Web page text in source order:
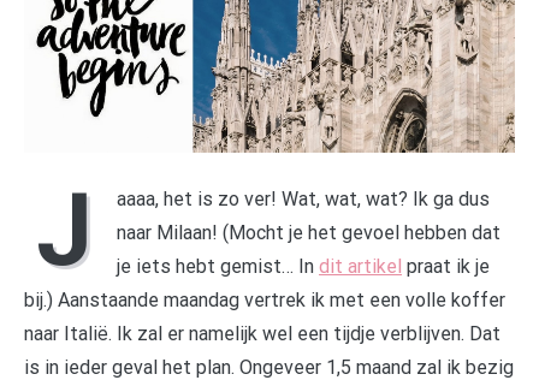
J
aaaa, het is zo ver! Wat, wat, wat? Ik ga dus
naar Milaan! (Mocht je het gevoel hebben dat
je iets hebt gemist… In dit artikel praat ik je
bij.) Aanstaande maandag vertrek ik met een volle koffer
naar Italië. Ik zal er namelijk wel een tijdje verblijven. Dat
is in ieder geval het plan. Ongeveer 1,5 maand zal ik bezig